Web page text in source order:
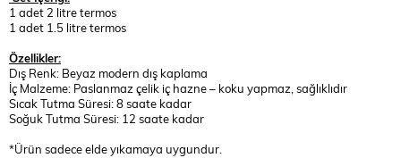
1 adet 2 litre termos
1 adet 1.5 litre termos
Özellikler:
Dış Renk: Beyaz modern dış kaplama
İç Malzeme: Paslanmaz çelik iç hazne – koku yapmaz, sağlıklıdır
Sıcak Tutma Süresi: 8 saate kadar
Soğuk Tutma Süresi: 12 saate kadar
*Ürün sadece elde yıkamaya uygundur.